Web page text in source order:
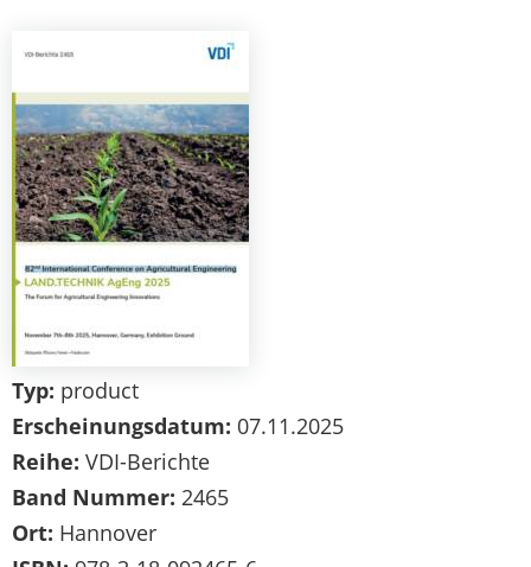
Typ: product
Erscheinungsdatum: 07.11.2025
Reihe: VDI-Berichte
Band Nummer: 2465
Ort: Hannover